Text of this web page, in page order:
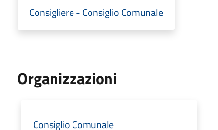
Consigliere - Consiglio Comunale
Organizzazioni
Consiglio Comunale